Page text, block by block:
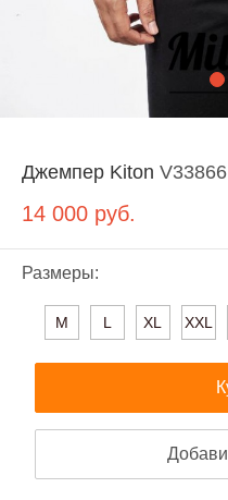
Джемпер Kiton V33866
14 000 руб.
Размеры:
M L XL XXL